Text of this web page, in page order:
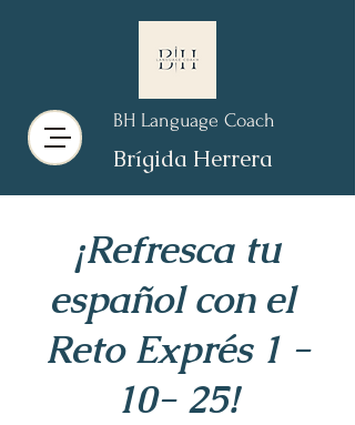
BH Language Coach
Brígida Herrera
¡Refresca tu
español con el
Reto Exprés 1 -
10- 25!